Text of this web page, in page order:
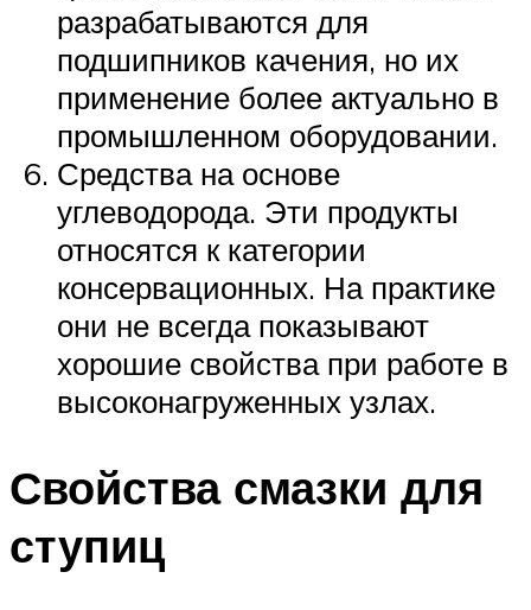
разрабатываются для
подшипников качения, но их
применение более актуально в
промышленном оборудовании.
Средства на основе
углеводорода. Эти продукты
относятся к категории
консервационных. На практике
они не всегда показывают
хорошие свойства при работе в
высоконагруженных узлах.
Свойства смазки для
ступиц